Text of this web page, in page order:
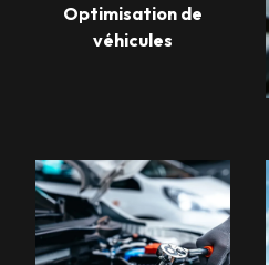
Optimisation de
véhicules